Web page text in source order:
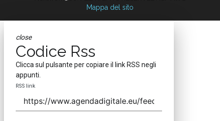
Mappa del sito
close
Codice Rss
Clicca sul pulsante per copiare il link RSS negli
appunti.
RSS link